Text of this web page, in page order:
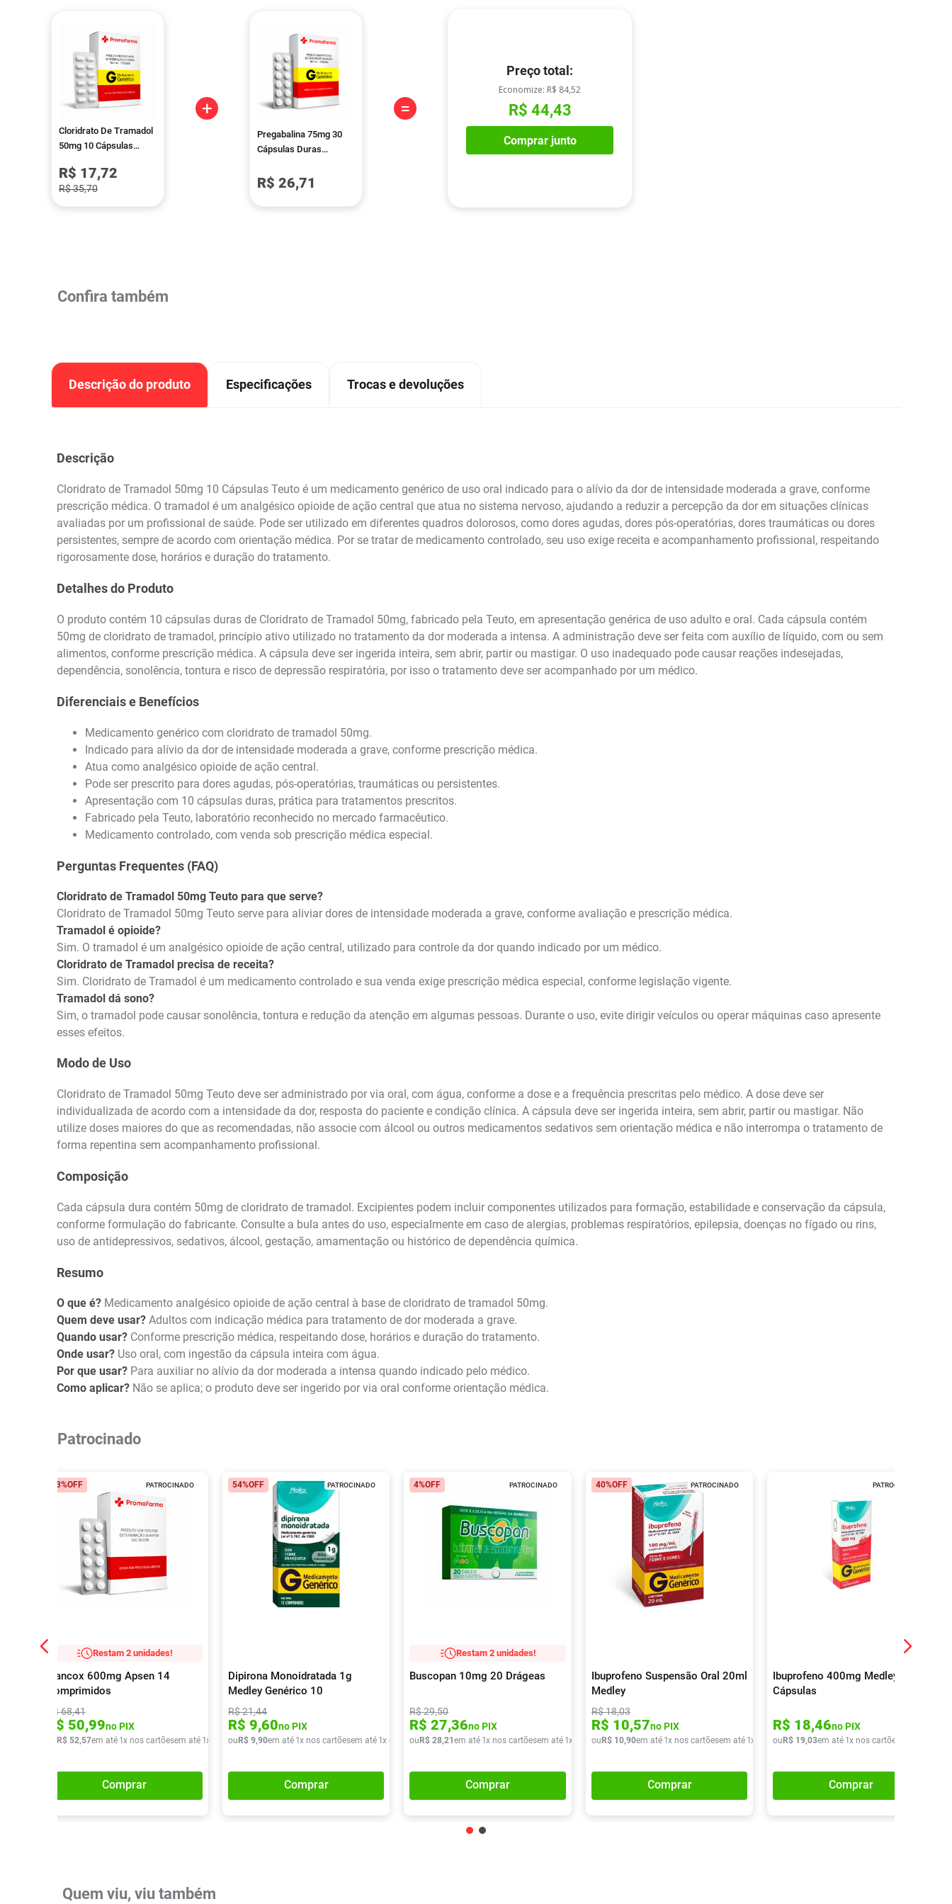
Cloridrato De Tramadol
50mg 10 Cápsulas
R$ 17,72
R$ 35,70
+
Pregabalina 75mg 30
Cápsulas Duras
R$ 26,71
=
Preço total:
Economize: R$ 84,52
R$ 44,43
Comprar junto
Confira também
Descrição do produto Especificações Trocas e devoluções
Descrição
Cloridrato de Tramadol 50mg 10 Cápsulas Teuto é um medicamento genérico de uso oral indicado para o alívio da dor de intensidade moderada a grave, conforme
prescrição médica. O tramadol é um analgésico opioide de ação central que atua no sistema nervoso, ajudando a reduzir a percepção da dor em situações clínicas
avaliadas por um profissional de saúde. Pode ser utilizado em diferentes quadros dolorosos, como dores agudas, dores pós-operatórias, dores traumáticas ou dores
persistentes, sempre de acordo com orientação médica. Por se tratar de medicamento controlado, seu uso exige receita e acompanhamento profissional, respeitando
rigorosamente dose, horários e duração do tratamento.
Detalhes do Produto
O produto contém 10 cápsulas duras de Cloridrato de Tramadol 50mg, fabricado pela Teuto, em apresentação genérica de uso adulto e oral. Cada cápsula contém
50mg de cloridrato de tramadol, princípio ativo utilizado no tratamento da dor moderada a intensa. A administração deve ser feita com auxílio de líquido, com ou sem
alimentos, conforme prescrição médica. A cápsula deve ser ingerida inteira, sem abrir, partir ou mastigar. O uso inadequado pode causar reações indesejadas,
dependência, sonolência, tontura e risco de depressão respiratória, por isso o tratamento deve ser acompanhado por um médico.
Diferenciais e Benefícios
Medicamento genérico com cloridrato de tramadol 50mg.
Indicado para alívio da dor de intensidade moderada a grave, conforme prescrição médica.
Atua como analgésico opioide de ação central.
Pode ser prescrito para dores agudas, pós-operatórias, traumáticas ou persistentes.
Apresentação com 10 cápsulas duras, prática para tratamentos prescritos.
Fabricado pela Teuto, laboratório reconhecido no mercado farmacêutico.
Medicamento controlado, com venda sob prescrição médica especial.
Perguntas Frequentes (FAQ)
Cloridrato de Tramadol 50mg Teuto para que serve?
Cloridrato de Tramadol 50mg Teuto serve para aliviar dores de intensidade moderada a grave, conforme avaliação e prescrição médica.
Tramadol é opioide?
Sim. O tramadol é um analgésico opioide de ação central, utilizado para controle da dor quando indicado por um médico.
Cloridrato de Tramadol precisa de receita?
Sim. Cloridrato de Tramadol é um medicamento controlado e sua venda exige prescrição médica especial, conforme legislação vigente.
Tramadol dá sono?
Sim, o tramadol pode causar sonolência, tontura e redução da atenção em algumas pessoas. Durante o uso, evite dirigir veículos ou operar máquinas caso apresente
esses efeitos.
Modo de Uso
Cloridrato de Tramadol 50mg Teuto deve ser administrado por via oral, com água, conforme a dose e a frequência prescritas pelo médico. A dose deve ser
individualizada de acordo com a intensidade da dor, resposta do paciente e condição clínica. A cápsula deve ser ingerida inteira, sem abrir, partir ou mastigar. Não
utilize doses maiores do que as recomendadas, não associe com álcool ou outros medicamentos sedativos sem orientação médica e não interrompa o tratamento de
forma repentina sem acompanhamento profissional.
Composição
Cada cápsula dura contém 50mg de cloridrato de tramadol. Excipientes podem incluir componentes utilizados para formação, estabilidade e conservação da cápsula,
conforme formulação do fabricante. Consulte a bula antes do uso, especialmente em caso de alergias, problemas respiratórios, epilepsia, doenças no fígado ou rins,
uso de antidepressivos, sedativos, álcool, gestação, amamentação ou histórico de dependência química.
Resumo
O que é? Medicamento analgésico opioide de ação central à base de cloridrato de tramadol 50mg.
Quem deve usar? Adultos com indicação médica para tratamento de dor moderada a grave.
Quando usar? Conforme prescrição médica, respeitando dose, horários e duração do tratamento.
Onde usar? Uso oral, com ingestão da cápsula inteira com água.
Por que usar? Para auxiliar no alívio da dor moderada a intensa quando indicado pelo médico.
Como aplicar? Não se aplica; o produto deve ser ingerido por via oral conforme orientação médica.
Patrocinado
PATROCINADO
23%OFF
Restam 2 unidades!
Flancox 600mg Apsen 14
Comprimidos
R$68,41
R$ 50,99no PIX
R$ 52,57em até 1x nos cartõesem até 1x de R$ 52,57
Comprar
PATROCINADO
54%OFF
Dipirona Monoidratada 1g
Medley Genérico 10
Comprimidos
R$21,44
R$ 9,60no PIX
ouR$ 9,90em até 1x nos cartõesem até 1x de R$ 9,90
Comprar
PATROCINADO
4%OFF
Restam 2 unidades!
Buscopan 10mg 20 Drágeas
R$29,50
R$ 27,36no PIX
ouR$ 28,21em até 1x nos cartõesem até 1x de R$ 28,21
Comprar
PATROCINADO
40%OFF
Ibuprofeno Suspensão Oral 20ml
Medley
R$18,03
R$ 10,57no PIX
ouR$ 10,90em até 1x nos cartõesem até 1x de R$ 10,90
Comprar
PATROCINADO
Ibuprofeno 400mg Medley 10
Cápsulas
R$ 18,46no PIX
ouR$ 19,03em até 1x nos cartões
Comprar
Quem viu, viu também